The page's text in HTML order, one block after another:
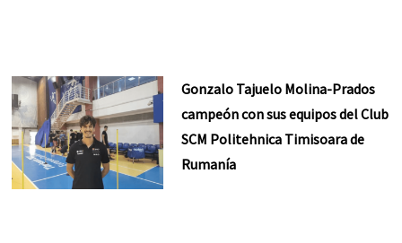
Gonzalo Tajuelo Molina-Prados
campeón con sus equipos del Club
SCM Politehnica Timisoara de
Rumanía